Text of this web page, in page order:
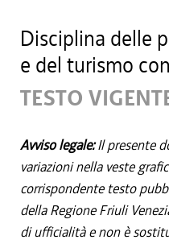
Disciplina delle
e del turismo
TESTO
Avviso legale:Il presente
variazioni nella veste
corrispondente testo
della Regione Friuli
di ufficialità e non è